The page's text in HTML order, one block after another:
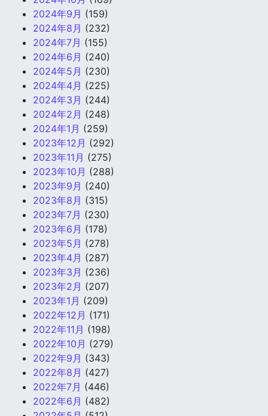
2024年9月 (159)
2024年8月 (232)
2024年7月 (155)
2024年6月 (240)
2024年5月 (230)
2024年4月 (225)
2024年3月 (244)
2024年2月 (248)
2024年1月 (259)
2023年12月 (292)
2023年11月 (275)
2023年10月 (288)
2023年9月 (240)
2023年8月 (315)
2023年7月 (230)
2023年6月 (178)
2023年5月 (278)
2023年4月 (287)
2023年3月 (236)
2023年2月 (207)
2023年1月 (209)
2022年12月 (171)
2022年11月 (198)
2022年10月 (279)
2022年9月 (343)
2022年8月 (427)
2022年7月 (446)
2022年6月 (482)